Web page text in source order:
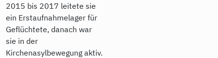
2015 bis 2017 leitete sie
ein Erstaufnahmelager für
Geflüchtete, danach war
sie in der
Kirchenasylbewegung aktiv.